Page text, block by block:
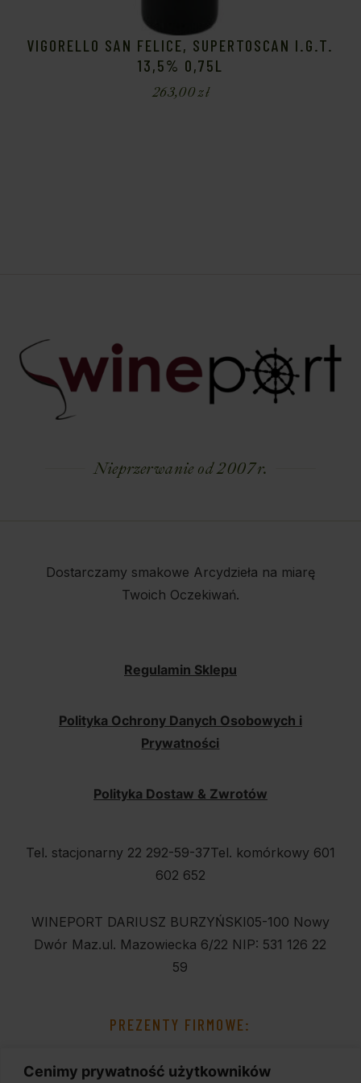
Cenimy prywatność użytkowników
VIGORELLO SAN FELICE, SUPERTOSCAN I.G.T.
13,5% 0,75L
263,00zł
Nieprzerwanie od 2007 r.
Dostarczamy smakowe Arcydzieła na miarę
Twoich Oczekiwań.
Regulamin Sklepu
Polityka Ochrony Danych Osobowych i
Prywatności
Polityka Dostaw & Zwrotów
Tel. stacjonarny 22 292-59-37Tel. komórkowy 601
602 652
WINEPORT DARIUSZ BURZYŃSKI05-100 Nowy
Dwór Maz.ul. Mazowiecka 6/22 NIP: 531 126 22
59
PREZENTY FIRMOWE: